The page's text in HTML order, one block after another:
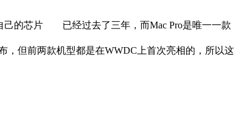
己的芯片 已经过去了三年，而Mac Pro是唯一一款
但前两款机型都是在WWDC上首次亮相的，所以这